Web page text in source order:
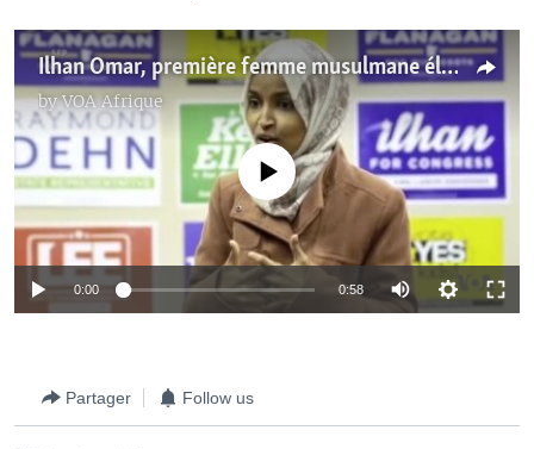
Ilhan Omar, première femme musulmane élue au Congrès (vidéo)
byVOA Afrique
No media source currently available
0:00 0:58
Partager Follow us